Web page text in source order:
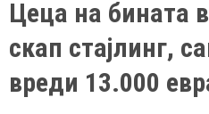
Цеца на бината
скап стајлинг,
вреди 13.000